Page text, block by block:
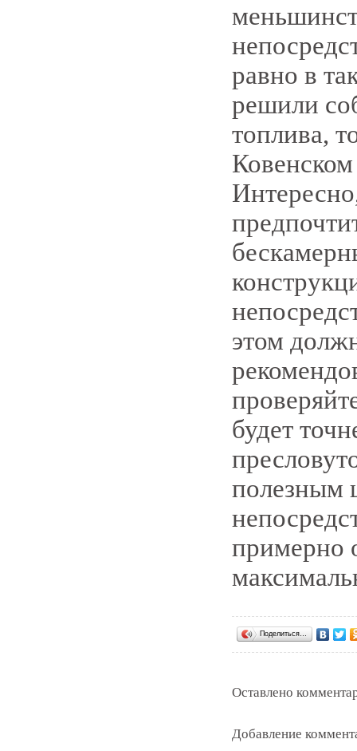
равно в
решили
топлива,
этом
будет
полезным
примерно
Поделиться…
Оставлено
Добавление